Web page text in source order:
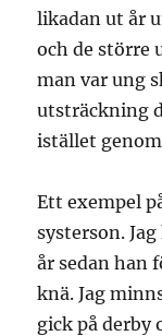
likadan ut år
och de större
man var ung
utsträckning
istället
Ett exempel
systerson.
år sedan han
knä. Jag
gick på derby